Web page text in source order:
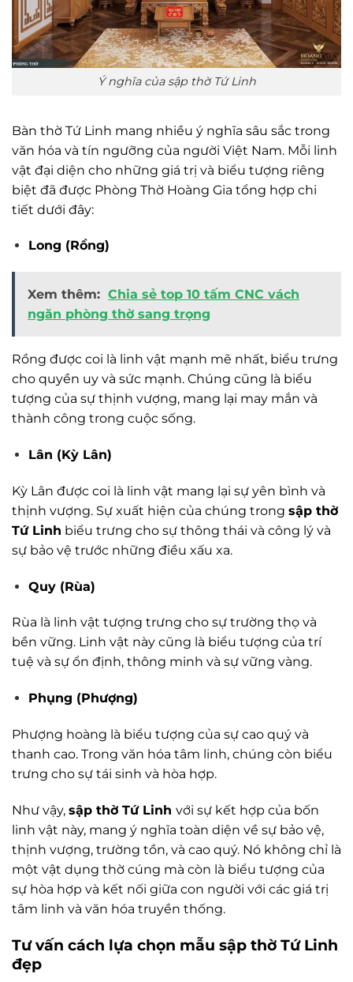
Ý nghĩa của sập thờ Tứ Linh
Bàn thờ Tứ Linh mang nhiều ý nghĩa sâu sắc trong
văn hóa và tín ngưỡng của người Việt Nam. Mỗi linh
vật đại diện cho những giá trị và biểu tượng riêng
biệt đã được Phòng Thờ Hoàng Gia tổng hợp chi
tiết dưới đây:
Long (Rồng)
Xem thêm: Chia sẻ top 10 tấm CNC vách
ngăn phòng thờ sang trọng
Rồng được coi là linh vật mạnh mẽ nhất, biểu trưng
cho quyền uy và sức mạnh. Chúng cũng là biểu
tượng của sự thịnh vượng, mang lại may mắn và
thành công trong cuộc sống.
Lân (Kỳ Lân)
Kỳ Lân được coi là linh vật mang lại sự yên bình và
thịnh vượng. Sự xuất hiện của chúng trong sập thờ
Tứ Linh biểu trưng cho sự thông thái và công lý và
sự bảo vệ trước những điều xấu xa.
Quy (Rùa)
Rùa là linh vật tượng trưng cho sự trường thọ và
bền vững. Linh vật này cũng là biểu tượng của trí
tuệ và sự ổn định, thông minh và sự vững vàng.
Phụng (Phượng)
Phượng hoàng là biểu tượng của sự cao quý và
thanh cao. Trong văn hóa tâm linh, chúng còn biểu
trưng cho sự tái sinh và hòa hợp.
Như vậy, sập thờ Tứ Linh với sự kết hợp của bốn
linh vật này, mang ý nghĩa toàn diện về sự bảo vệ,
thịnh vượng, trường tồn, và cao quý. Nó không chỉ là
một vật dụng thờ cúng mà còn là biểu tượng của
sự hòa hợp và kết nối giữa con người với các giá trị
tâm linh và văn hóa truyền thống.
Tư vấn cách lựa chọn mẫu sập thờ Tứ Linh
đẹp